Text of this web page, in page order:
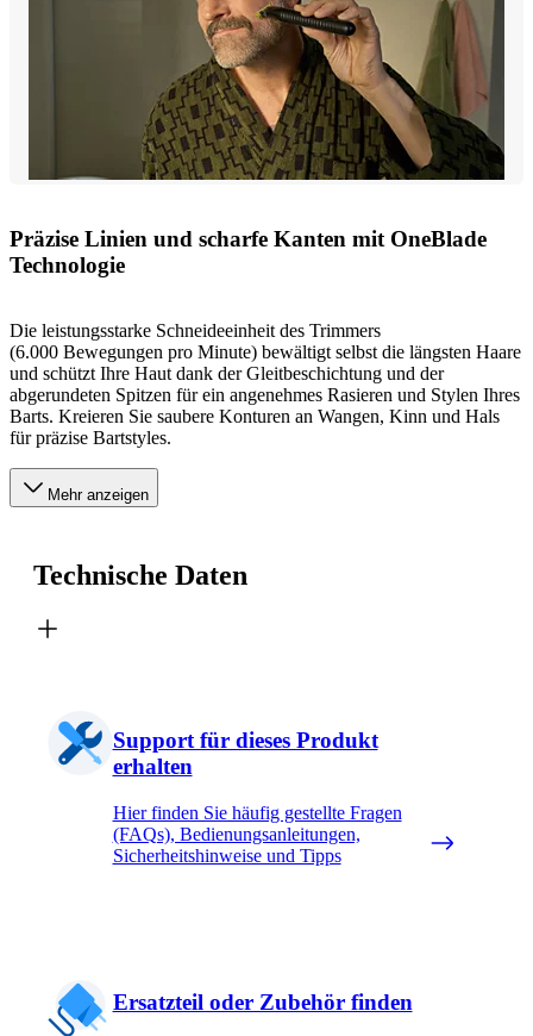
Präzise Linien und scharfe Kanten mit OneBlade
Technologie
Die leistungsstarke Schneideeinheit des Trimmers
(6.000 Bewegungen pro Minute) bewältigt selbst die längsten Haare
und schützt Ihre Haut dank der Gleitbeschichtung und der
abgerundeten Spitzen für ein angenehmes Rasieren und Stylen Ihres
Barts. Kreieren Sie saubere Konturen an Wangen, Kinn und Hals
für präzise Bartstyles.
Mehr anzeigen
Technische Daten
Support für dieses Produkt
erhalten
Hier finden Sie häufig gestellte Fragen
(FAQs), Bedienungsanleitungen,
Sicherheitshinweise und Tipps
Ersatzteil oder Zubehör finden